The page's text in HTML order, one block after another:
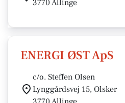
3770 Allinge
ENERGI ØST ApS
c/o. Steffen Olsen
Lynggårdsvej 15, Olsker